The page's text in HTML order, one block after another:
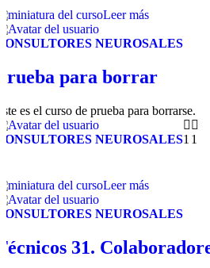
Leer más
NEUROSALES
para borrar
es el curso de prueba para borrarse.
NEUROSALES1 1
Leer más
NEUROSALES
31.